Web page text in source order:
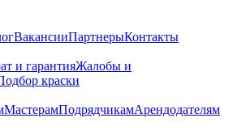
ВакансииПартнерыКонтакты
и гарантияЖалобы и
краски
МастерамПодрядчикамАрендодателям